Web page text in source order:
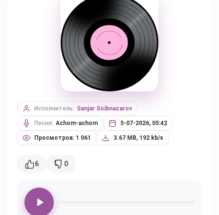
Исполнитель: Sanjar Soibnazarov
Песня: Achom-achom 5-07-2026, 05:42
Просмотров: 1 061 3.67 MB, 192 kb/s
6 0